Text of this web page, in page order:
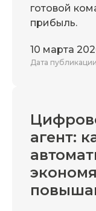
готовой
прибыль.
10 марта
Дата публикации
агент: